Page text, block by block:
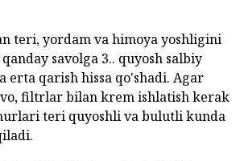
teri, yordam va himoya yoshligini
savolga 3.. quyosh salbiy
erta qarish hissa qo'shadi. Agar
filtrlar bilan krem ishlatish kerak
teri quyoshli va bulutli kunda